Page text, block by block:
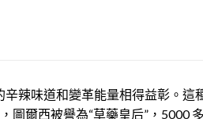
辣味道和變革能量相得益彰。這
圖爾西被譽為“草藥皇后”，5000